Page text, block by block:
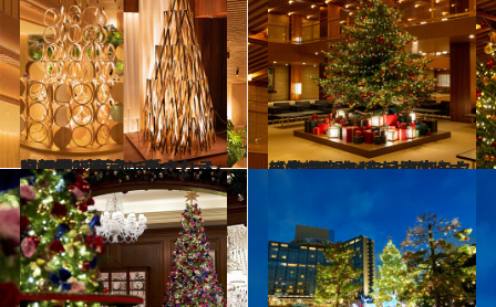
2024.12.14
【2024 東京エディション虎ノ門＆東京エディション銀座】永遠に愛される隈研吾デザインのクリスマスツリー
旅＆お出かけ 2024.12.10
【2024 オークラ東京のクリスマスツリー】ロビーに登場した4.5ⅿの生モミの木 細部のこだわりにホテルらしさが
旅＆お出かけ